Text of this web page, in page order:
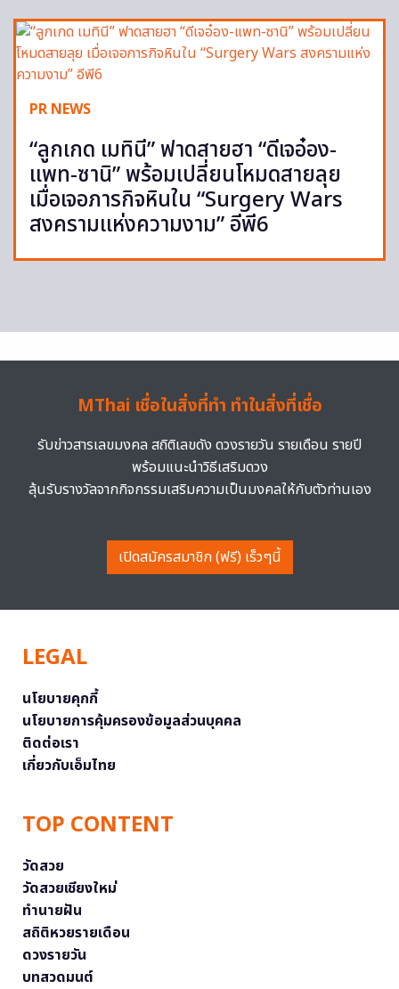
PR NEWS
“ลูกเกด เมทินี” ฟาดสายฮา “ดีเจอ๋อง-
แพท-ซานิ” พร้อมเปลี่ยนโหมดสายลุย
เมื่อเจอภารกิจหินใน “Surgery Wars
สงครามแห่งความงาม” อีพี6
MThai เชื่อในสิ่งที่ทำ ทำในสิ่งที่เชื่อ
รับข่าวสารเลขมงคล สถิติเลขดัง ดวงรายวัน รายเดือน รายปี
พร้อมแนะนำวิธีเสริมดวง
ลุ้นรับรางวัลจากกิจกรรมเสริมความเป็นมงคลให้กับตัวท่านเอง
เปิดสมัครสมาชิก (ฟรี) เร็วๆนี้
LEGAL
นโยบายคุกกี้
นโยบายการคุ้มครองข้อมูลส่วนบุคคล
ติดต่อเรา
เกี่ยวกับเอ็มไทย
TOP CONTENT
วัดสวย
วัดสวยเชียงใหม่
ทำนายฝัน
สถิติหวยรายเดือน
ดวงรายวัน
บทสวดมนต์